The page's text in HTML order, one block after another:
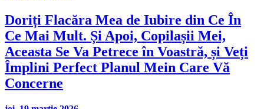
Doriți Flacăra Mea de Iubire din Ce În
Ce Mai Mult. Și Apoi, Copilașii Mei,
Aceasta Se Va Petrece în Voastră, și Veți
Împlini Perfect Planul Mein Care Vă
Concerne